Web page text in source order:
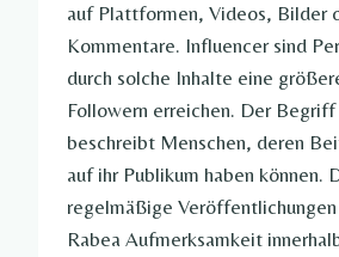
auf Plattformen, Videos, Bilder
Kommentare. Influencer sind
durch solche Inhalte eine
Followern erreichen. Der
beschreibt Menschen, deren
auf ihr Publikum haben können.
regelmäßige Veröffentlichungen
Rabea Aufmerksamkeit